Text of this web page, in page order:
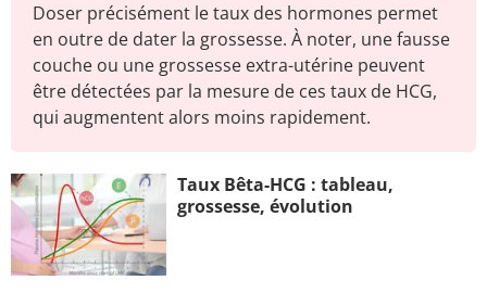
Doser précisément le taux des hormones permet
en outre de dater la grossesse. À noter, une fausse
couche ou une grossesse extra-utérine peuvent
être détectées par la mesure de ces taux de HCG,
qui augmentent alors moins rapidement.
Taux Bêta-HCG : tableau,
grossesse, évolution